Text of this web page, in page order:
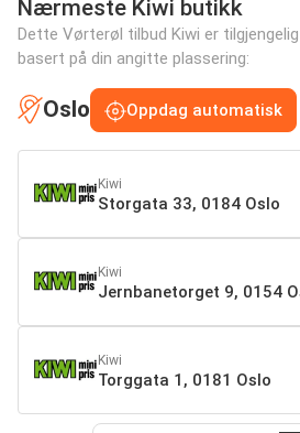
Nærmeste Kiwi butikk
Dette Vørterøl tilbud Kiwi er
basert på din angitte plassering:
Oslo Oppdag automatisk
Kiwi
Storgata 33, 0184 Oslo
Kiwi
Jernbanetorget 9, 0154
Kiwi
Torggata 1, 0181 Oslo